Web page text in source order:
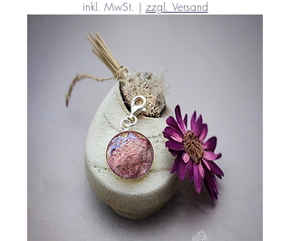
inkl. MwSt. | zzgl. Versand